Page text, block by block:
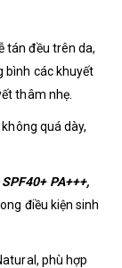
tán đều trên da,
bình các khuyết
thâm nhẹ.
quá dày,
PA+++,
điều kiện sinh
phù hợp